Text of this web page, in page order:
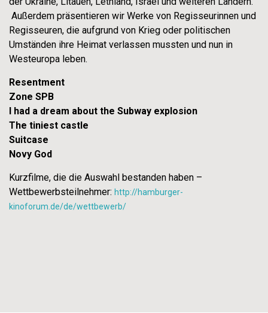
Außerdem präsentieren wir Werke von Regisseurinnen und
Regisseuren, die aufgrund von Krieg oder politischen
Umständen ihre Heimat verlassen mussten und nun in
Westeuropa leben.
Resentment
Zone SPB
I had a dream about the Subway explosion
The tiniest castle
Suitcase
Novy God
Kurzfilme, die die Auswahl bestanden haben –
Wettbewerbsteilnehmer: http://hamburger-
kinoforum.de/de/wettbewerb/